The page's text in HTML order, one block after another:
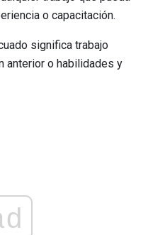
o capacitación.
significa trabajo
anterior o habilidades y